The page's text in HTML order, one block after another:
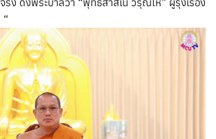
ริง ดังพระบาลีว่า “พุทธสาสเน วิรุณโห” ผู้รุ่งเรือง
“